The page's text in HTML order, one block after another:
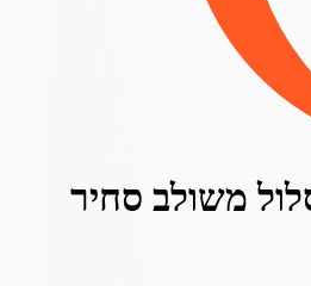
משולב סחיר